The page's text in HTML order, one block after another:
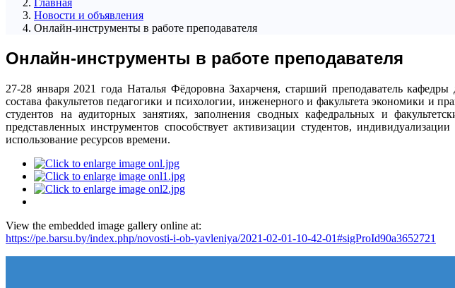
Новости и объявления
Онлайн-инструменты в работе преподавателя
Онлайн-инструменты в работе преподавателя
27-28 января 2021 года Наталья Фёдоровна Захарченя, старший преподаватель
состава факультетов педагогики и психологии, инженерного и факультета экономики и
студентов на аудиторных занятиях, заполнения сводных кафедральных и
представленных инструментов способствует активизации студентов,
использование ресурсов времени.
View the embedded image gallery online at:
https://pe.barsu.by/index.php/novosti-i-ob-yavleniya/2021-02-01-10-42-01#sigProId90a3652721